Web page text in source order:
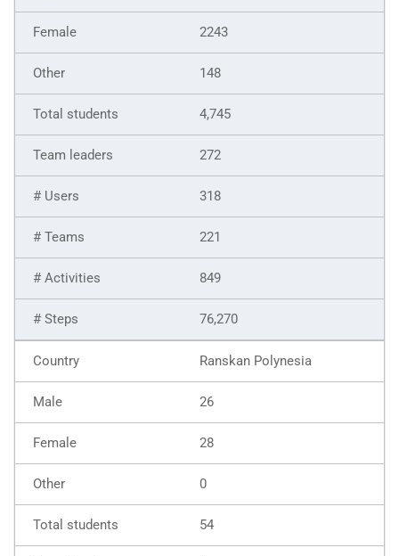
2243
148
4,745
272
318
221
849
76,270
Ranskan Polynesia
26
28
0
54